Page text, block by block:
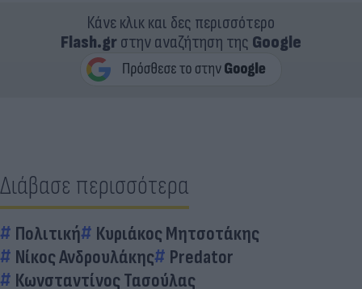
Κάνε κλικ και δες περισσότερο
Flash.grστην αναζήτηση της Google
Διάβασε περισσότερα
Πολιτική
Κυριάκος Μητσοτάκης
Νίκος Ανδρουλάκης
Predator
Κωνσταντίνος Τασούλας